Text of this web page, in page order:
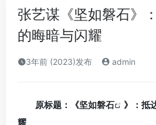
张艺谋《坚如磐石》
的晦暗与闪耀
3年前 (2023)发布 admin
原标题：《坚如磐石
》：抵
耀